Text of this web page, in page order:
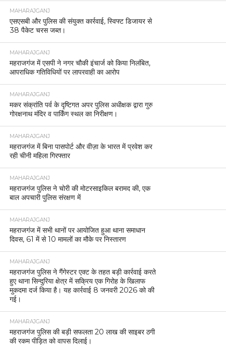
MAHARAJGANJ
एसएसबी और पुलिस की संयुक्त कार्रवाई, स्विफ्ट डिजायर से
38 पैकेट चरस जब्त।
MAHARAJGANJ
महराजगंज में एसपी ने नगर चौकी इंचार्ज को किया निलंबित,
आपराधिक गतिविधियों पर लापरवाही का आरोप
MAHARAJGANJ
मकर संक्रांति पर्व के दृष्टिगत अपर पुलिस अधीक्षक द्वारा गुरु
गोरक्षनाथ मंदिर व पार्किंग स्थल का निरीक्षण।
MAHARAJGANJ
महराजगंज में बिना पासपोर्ट और वीज़ा के भारत में प्रवेश कर
रही चीनी महिला गिरफ्तार
MAHARAJGANJ
महराजगंज पुलिस ने चोरी की मोटरसाइकिल बरामद की, एक
बाल अपचारी पुलिस संरक्षण में
MAHARAJGANJ
महराजगंज में सभी थानों पर आयोजित हुआ थाना समाधान
दिवस, 61 में से 10 मामलों का मौके पर निस्तारण
MAHARAJGANJ
महराजगंज पुलिस ने गैंगेस्टर एक्ट के तहत बड़ी कार्रवाई करते
हुए थाना सिन्दुरिया क्षेत्र में सक्रिय एक गिरोह के खिलाफ
मुकदमा दर्ज किया है। यह कार्रवाई 8 जनवरी 2026 को की
गई।
MAHARAJGANJ
महराजगंज पुलिस की बड़ी सफलता 20 लाख की साइबर ठगी
की रकम पीड़ित को वापस दिलाई।